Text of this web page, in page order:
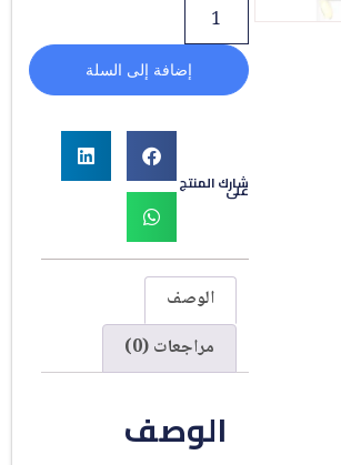
إضافة إلى السلة
شارك المنتج
الوصف
مراجعات (0)
الوصف